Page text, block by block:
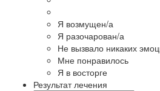
Я возмущен/а
Я разочарован/а
Не вызвало никаких
Мне понравилось
Я в восторге
Результат лечения